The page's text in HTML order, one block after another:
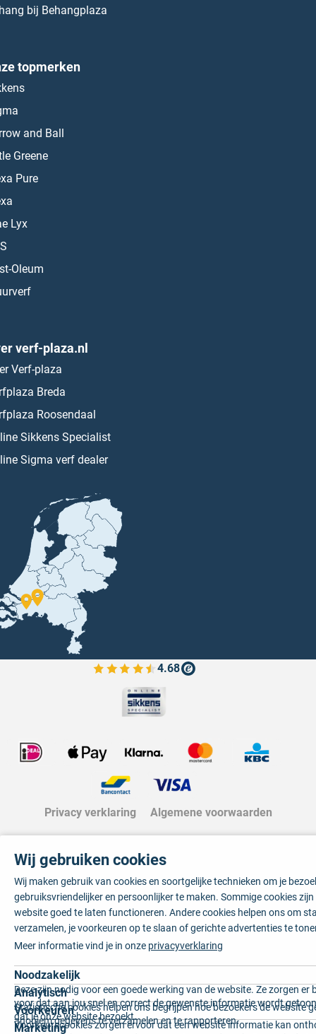
bij Behangplaza
topmerken
and Ball
Greene
Pure
Lyx
Oleum
verf-plaza.nl
Verf-plaza
Breda
Roosendaal
Sikkens Specialist
Sigma verf dealer
4.68
Bekijk de verfplaza beoordelingen
Privacy verklaring Algemene voorwaarden
Wij gebruiken cookies
Wij maken gebruik van cookies en soortgelijke technieken om je
gebruiksvriendelijker en persoonlijker te maken. Sommige cookies
website goed te laten functioneren. Andere cookies helpen ons om
verzamelen, je voorkeuren op te slaan of gerichte advertenties te
Meer informatie vind je in onze privacyverklaring
Noodzakelijk
Deze zijn nodig voor een goede werking van de website. Ze zorgen er
voor dat aan jou snel en correct de gewenste informatie wordt
dat je onze website bezoekt.
Analytisch
Statistische cookies helpen ons begrijpen hoe bezoekers de website
anoniem gegevens te verzamelen en te rapporteren.
Voorkeuren
Voorkeurscookies zorgen ervoor dat een website informatie kan
Marketing